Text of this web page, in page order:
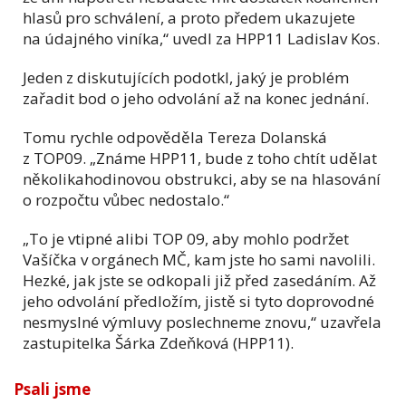
hlasů pro schválení, a proto předem ukazujete
na údajného viníka,“ uvedl za HPP11 Ladislav Kos.
Jeden z diskutujících podotkl, jaký je problém
zařadit bod o jeho odvolání až na konec jednání.
Tomu rychle odpověděla Tereza Dolanská
z TOP09. „Známe HPP11, bude z toho chtít udělat
několikahodinovou obstrukci, aby se na hlasování
o rozpočtu vůbec nedostalo.“
„To je vtipné alibi TOP 09, aby mohlo podržet
Vašíčka v orgánech MČ, kam jste ho sami navolili.
Hezké, jak jste se odkopali již před zasedáním. Až
jeho odvolání předložím, jistě si tyto doprovodné
nesmyslné výmluvy poslechneme znovu,“ uzavřela
zastupitelka Šárka Zdeňková (HPP11).
Psali jsme